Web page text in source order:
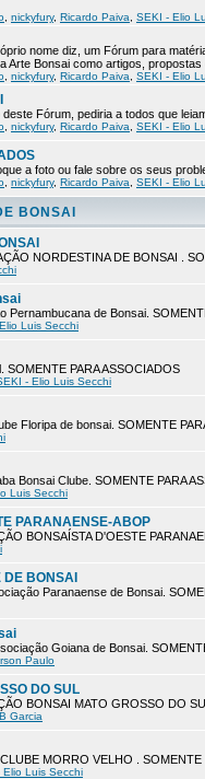
nickyfury, Ricardo Paiva SEKI - Elio
nome diz, um Fórum para
Arte Bonsai como artigos,
nickyfury, Ricardo Paiva SEKI - Elio
Fórum, pediria a todos que
nickyfury, Ricardo Paiva SEKI - Elio
a foto ou fale sobre os seus
nickyfury, Ricardo Paiva SEKI - Elio
BONSAI
NORDESTINA DE BONSAI .
de Bonsai.
Luis Secchi
PARA ASSOCIADOS
- Elio Luis Secchi
Floripa de bonsai. SOMENTE
Bonsai Clube. SOMENTE PARA
Luis Secchi
PARANAENSE-ABOP
BONSAÍSTA D'OESTE
BONSAI
Paranaense de Bonsai.
Goiana de Bonsai.
Paulo
DO SUL
BONSAI MATO GROSSO DO
Garcia
MORRO VELHO . SOMENTE
Elio Luis Secchi